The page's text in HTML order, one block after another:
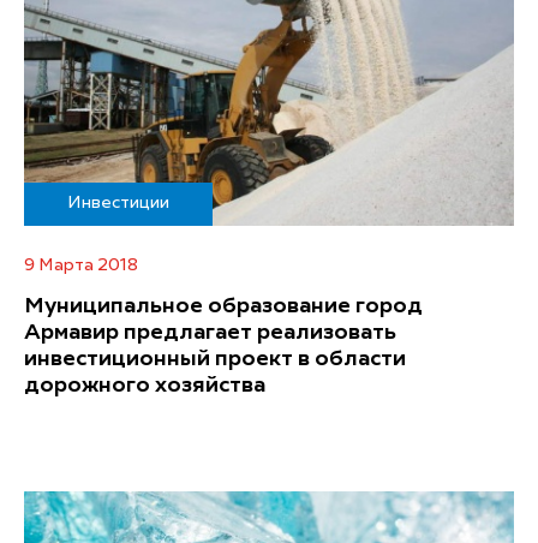
Инвестиции
9 Марта 2018
Муниципальное образование город
Армавир предлагает реализовать
инвестиционный проект в области
дорожного хозяйства